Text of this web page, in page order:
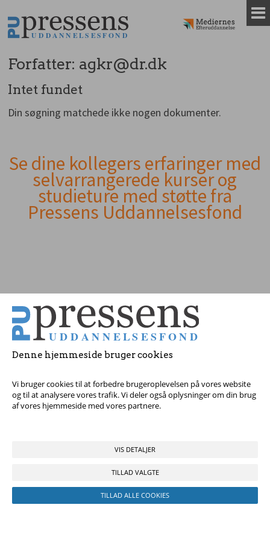
Denne hjemmeside bruger cookies
Vi bruger cookies til at forbedre brugeroplevelsen på vores website
og til at analysere vores trafik. Vi deler også oplysninger om din brug
af vores hjemmeside med vores partnere.
VIS DETALJER
TILLAD VALGTE
TILLAD ALLE COOKIES
til
indhold
Forfatter: agkr@dr.dk
Intet fundet
Din søgning matchede ikke nogen dokumenter.
Andet
indhold
Se dine kollegers erfaringer med
selvarrangerede kurser og
studieture med støtte fra
Pressens Uddannelsesfond
Tag fat i os med dine spørgsmål!
© 2017 Pressens Uddannelsesfond, Rådhuspladsen 16, 4. sal, 1550